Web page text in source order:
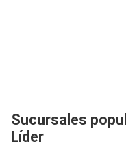
Sucursales
Líder